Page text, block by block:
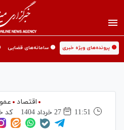
🟡 پرونده‌های ویژه خبری 🟡 سامانه‌های قضایی
اقتصاد
11:51
27 خرداد 1404 کد